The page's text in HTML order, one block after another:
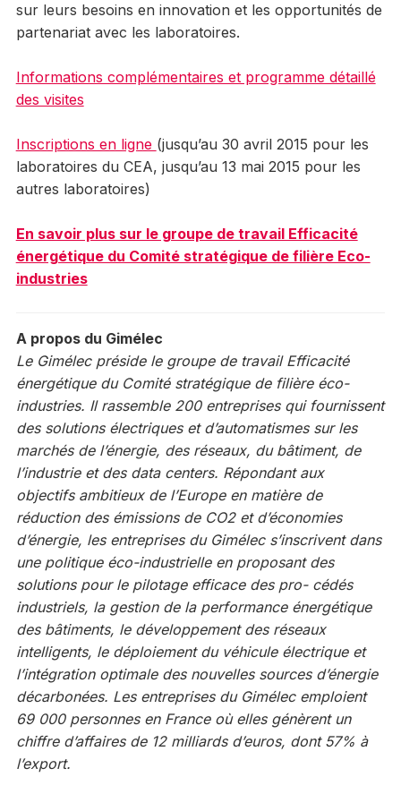
sur leurs besoins en innovation et les opportunités de
partenariat avec les laboratoires.
Informations complémentaires et programme détaillé
des visites
Inscriptions en ligne (jusqu’au 30 avril 2015 pour les
laboratoires du CEA, jusqu’au 13 mai 2015 pour les
autres laboratoires)
En savoir plus sur le groupe de travail Efficacité
énergétique du Comité stratégique de filière Eco-
industries
A propos du Gimélec
Le Gimélec préside le groupe de travail Efficacité
énergétique du Comité stratégique de filière éco-
industries. Il rassemble 200 entreprises qui fournissent
des solutions électriques et d’automatismes sur les
marchés de l’énergie, des réseaux, du bâtiment, de
l’industrie et des data centers. Répondant aux
objectifs ambitieux de l’Europe en matière de
réduction des émissions de CO2 et d’économies
d’énergie, les entreprises du Gimélec s’inscrivent dans
une politique éco-industrielle en proposant des
solutions pour le pilotage efficace des pro- cédés
industriels, la gestion de la performance énergétique
des bâtiments, le développement des réseaux
intelligents, le déploiement du véhicule électrique et
l’intégration optimale des nouvelles sources d’énergie
décarbonées. Les entreprises du Gimélec emploient
69 000 personnes en France où elles génèrent un
chiffre d’affaires de 12 milliards d’euros, dont 57% à
l’export.